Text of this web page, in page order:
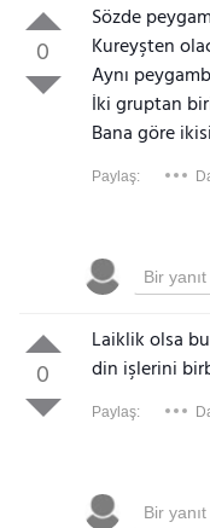
0
Sözde
Kureyşten
Aynı
İki gruptan
Bana göre
Paylaş:
0
Laiklik olsa
din işlerini
Paylaş: